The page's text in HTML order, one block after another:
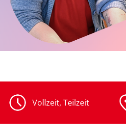
Vollzeit, Teilzeit